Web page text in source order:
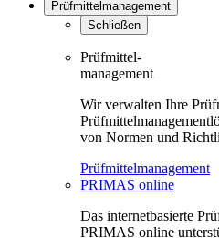
Prüfmittelmanagement
Schließen
Prüfmittel-
management
Wir verwalten Ihre
von Normen und
Prüfmittelmanagement
PRIMAS online
Das internetbasierte
PRIMAS online